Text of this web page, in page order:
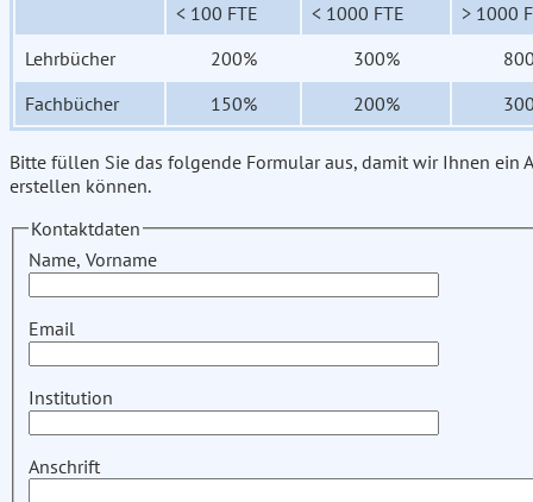
< 100 FTE < 1000 FTE
> 1000
Lehrbücher
200% 300%
Fachbücher
150% 200%
Bitte füllen Sie das folgende Formular aus, damit wir Ihnen ein
erstellen können.
Kontaktdaten
Name, Vorname
Email
Institution
Anschrift